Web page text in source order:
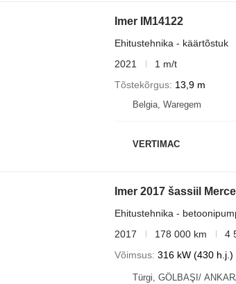
Imer IM14122
Ehitustehnika - käärtõstuk
2021
1 m/t
Tõstekõrgus 13,9 m
Belgia, Waregem
VERTIMAC
Imer 2017 šassiil
Ehitustehnika -
2017
178 000 km 4
Võimsus 316 kW (430 h.j.)
Türgi, GÖLBAŞI/